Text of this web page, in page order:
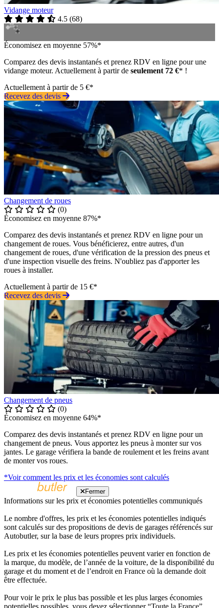
Vidange moteur
4.5 (68)
Économisez en moyenne 57%*
Comparez des devis instantanés et prenez RDV en ligne pour une
vidange moteur. Actuellement à partir de seulement 72 €* !
Actuellement à partir de 5 €*
Recevez des devis
Changement de roues
(0)
Économisez en moyenne 87%*
Comparez des devis instantanés et prenez RDV en ligne pour un
changement de roues. Vous bénéficierez, entre autres, d'un
changement de roues, d'une vérification de la pression des pneus et
d'une inspection visuelle des freins. N'oubliez pas d'apporter les
roues à installer.
Actuellement à partir de 15 €*
Recevez des devis
Changement de pneus
(0)
Économisez en moyenne 64%*
Comparez des devis instantanés et prenez RDV en ligne pour un
changement de pneus. Vous apportez les pneus à monter sur vos
jantes. Le garage vérifiera la bande de roulement et les freins avant
de monter vos roues.
*Voir comment les prix et les économies sont calculés
Fermer
Informations sur les prix et économies potentielles communiqués
Le nombre d'offres, les prix et les économies potentielles indiqués
sont calculés sur des propositions de devis de garages référencés sur
Autobutler, sur la base de leurs propres prix individuels.
Les prix et les économies potentielles peuvent varier en fonction de
la marque, du modèle, de l’année de la voiture, de la disponibilité du
garage et du moment et de l’endroit en France où la demande doit
être effectuée.
Pour voir le prix le plus bas possible et les plus larges économies
potentielles possibles, vous devez sélectionner “Toute la France”